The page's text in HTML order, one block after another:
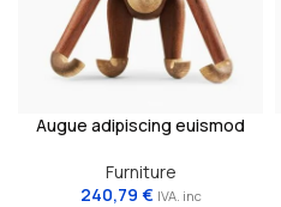
Augue adipiscing euismod
Furniture
240,79 € IVA. inc